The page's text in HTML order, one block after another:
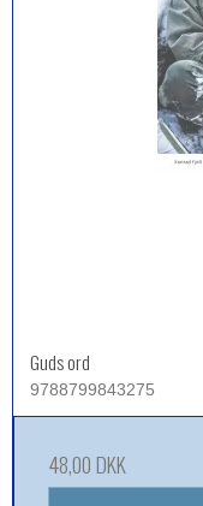
Guds ord
9788799843275
48,00 DKK